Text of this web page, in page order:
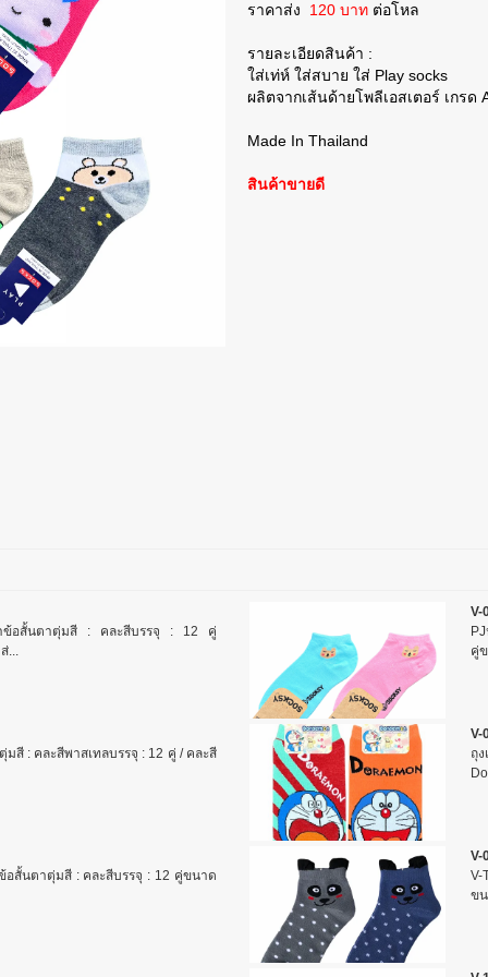
ราคาส่ง 120 บาท ต่อโหล
รายละเอียดสินค้า :
ใส่เท่ห์ ใส่สบาย ใส่ Play socks
ผลิตจากเส้นด้ายโพลีเอสเตอร์ เกรด
Made In Thailand
สินค้าขายดี
าข้อสั้นตาตุ่มสี : คละสีบรรจุ : 12 คู่
V-
คู่
มสี : คละสีพาสเทลบรรจุ : 12 คู่ / คละสี
V-
ถุ
ข้อสั้นตาตุ่มสี : คละสีบรรจุ : 12 คู่ขนาด
V-
V-
ขน